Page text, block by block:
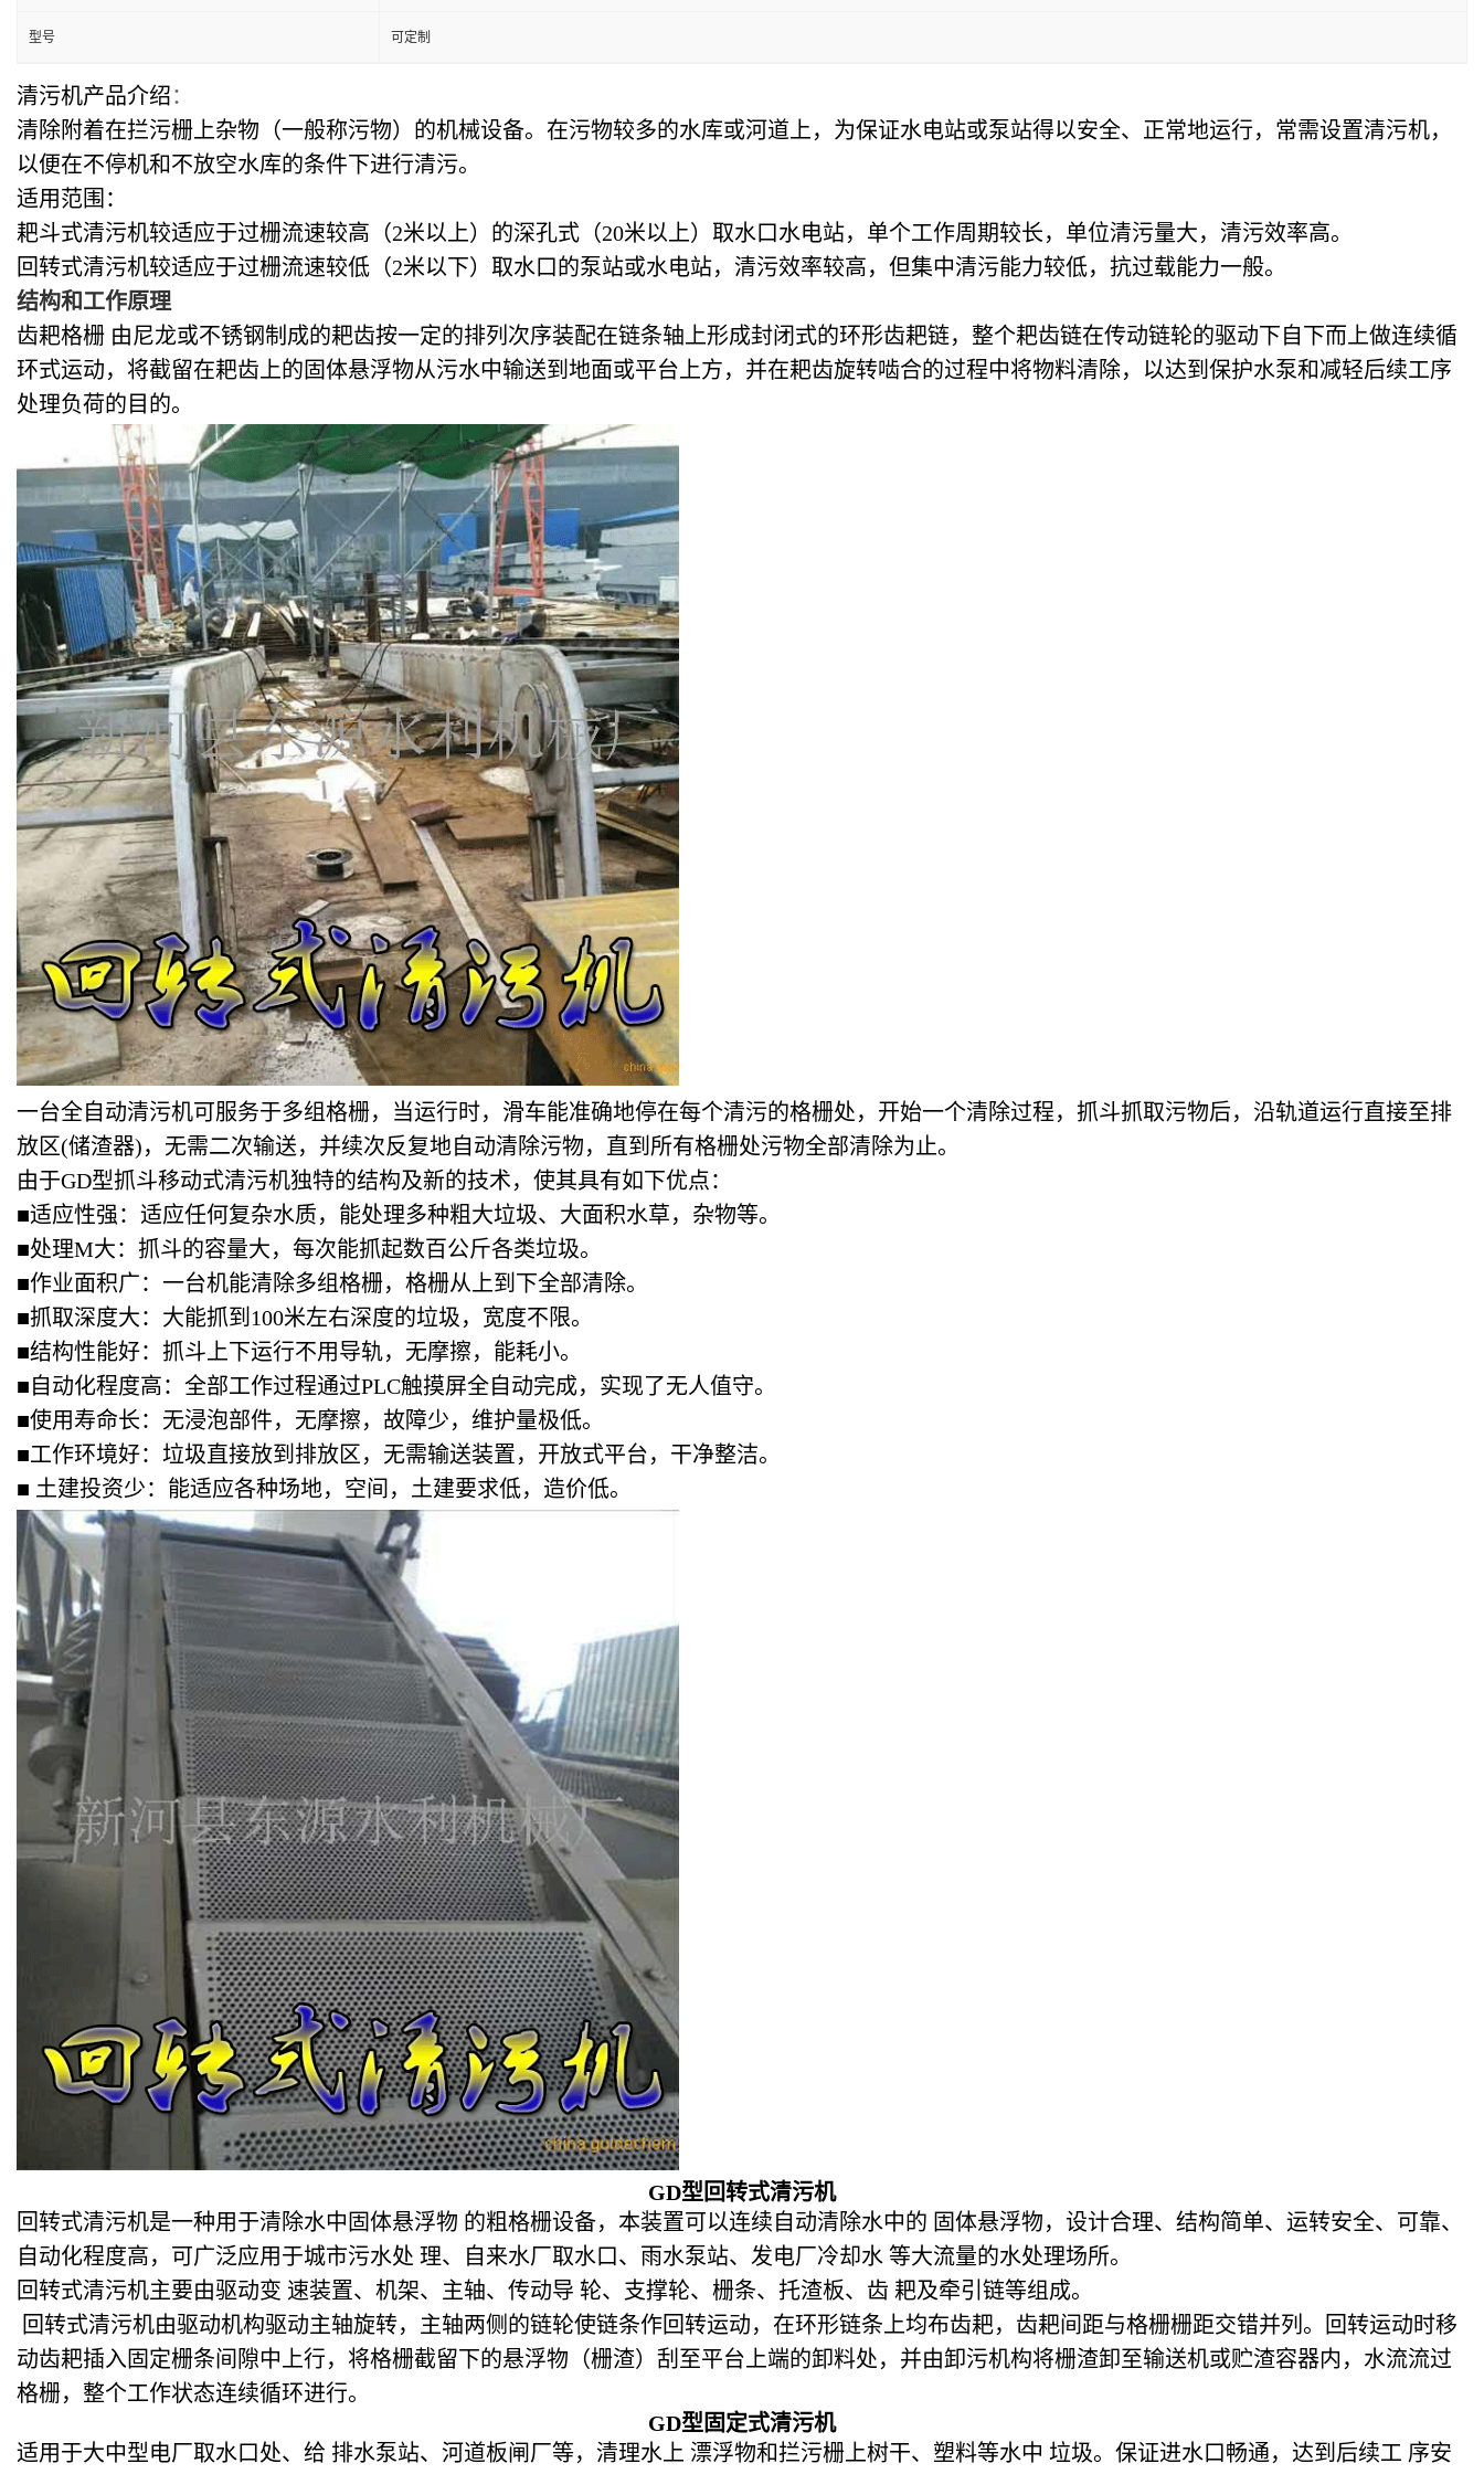
型号 可定制
清污机产品介绍：
清除附着在拦污栅上杂物（一般称污物）的机械设备。在污物较多的水库或河道上，为保证水电站或泵站得以安全、正常地运行，常需设置清污机，
以便在不停机和不放空水库的条件下进行清污。
适用范围：
耙斗式清污机较适应于过栅流速较高（2米以上）的深孔式（20米以上）取水口水电站，单个工作周期较长，单位清污量大，清污效率高。
回转式清污机较适应于过栅流速较低（2米以下）取水口的泵站或水电站，清污效率较高，但集中清污能力较低，抗过载能力一般。
结构和工作原理
齿耙格栅 由尼龙或不锈钢制成的耙齿按一定的排列次序装配在链条轴上形成封闭式的环形齿耙链，整个耙齿链在传动链轮的驱动下自下而上做连续循
环式运动，将截留在耙齿上的固体悬浮物从污水中输送到地面或平台上方，并在耙齿旋转啮合的过程中将物料清除，以达到保护水泵和减轻后续工序
处理负荷的目的。
一台全自动清污机可服务于多组格栅，当运行时，滑车能准确地停在每个清污的格栅处，开始一个清除过程，抓斗抓取污物后，沿轨道运行直接至排
放区(储渣器)，无需二次输送，并续次反复地自动清除污物，直到所有格栅处污物全部清除为止。
由于GD型抓斗移动式清污机独特的结构及新的技术，使其具有如下优点：
■适应性强：适应任何复杂水质，能处理多种粗大垃圾、大面积水草，杂物等。
■处理M大：抓斗的容量大，每次能抓起数百公斤各类垃圾。
■作业面积广：一台机能清除多组格栅，格栅从上到下全部清除。
■抓取深度大：大能抓到100米左右深度的垃圾，宽度不限。
■结构性能好：抓斗上下运行不用导轨，无摩擦，能耗小。
■自动化程度高：全部工作过程通过PLC触摸屏全自动完成，实现了无人值守。
■使用寿命长：无浸泡部件，无摩擦，故障少，维护量极低。
■工作环境好：垃圾直接放到排放区，无需输送装置，开放式平台，干净整洁。
■ 土建投资少：能适应各种场地，空间，土建要求低，造价低。
GD型回转式清污机
回转式清污机是一种用于清除水中固体悬浮物 的粗格栅设备，本装置可以连续自动清除水中的 固体悬浮物，设计合理、结构简单、运转安全、可靠、
自动化程度高，可广泛应用于城市污水处 理、自来水厂取水口、雨水泵站、发电厂冷却水 等大流量的水处理场所。
回转式清污机主要由驱动变 速装置、机架、主轴、传动导 轮、支撑轮、栅条、托渣板、齿 耙及牵引链等组成。
回转式清污机由驱动机构驱动主轴旋转，主轴两侧的链轮使链条作回转运动，在环形链条上均布齿耙，齿耙间距与格栅栅距交错并列。回转运动时移
动齿耙插入固定栅条间隙中上行，将格栅截留下的悬浮物（栅渣）刮至平台上端的卸料处，并由卸污机构将栅渣卸至输送机或贮渣容器内，水流流过
格栅，整个工作状态连续循环进行。
GD型固定式清污机
适用于大中型电厂取水口处、给 排水泵站、河道板闸厂等，清理水上 漂浮物和拦污栅上树干、塑料等水中 垃圾。保证进水口畅通，达到后续工 序安